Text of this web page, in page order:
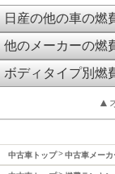
日産の他の車の燃
他のメーカーの燃
ボディタイプ別燃
▲
中古車トップ 中古車メーカ